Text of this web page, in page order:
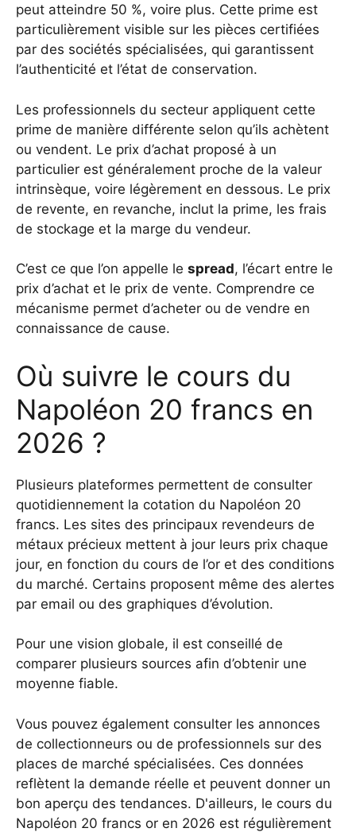
peut atteindre 50 %, voire plus. Cette prime est
particulièrement visible sur les pièces certifiées
par des sociétés spécialisées, qui garantissent
l’authenticité et l’état de conservation.
Les professionnels du secteur appliquent cette
prime de manière différente selon qu’ils achètent
ou vendent. Le prix d’achat proposé à un
particulier est généralement proche de la valeur
intrinsèque, voire légèrement en dessous. Le prix
de revente, en revanche, inclut la prime, les frais
de stockage et la marge du vendeur.
C’est ce que l’on appelle le spread, l’écart entre le
prix d’achat et le prix de vente. Comprendre ce
mécanisme permet d’acheter ou de vendre en
connaissance de cause.
Où suivre le cours du
Napoléon 20 francs en
2026 ?
Plusieurs plateformes permettent de consulter
quotidiennement la cotation du Napoléon 20
francs. Les sites des principaux revendeurs de
métaux précieux mettent à jour leurs prix chaque
jour, en fonction du cours de l’or et des conditions
du marché. Certains proposent même des alertes
par email ou des graphiques d’évolution.
Pour une vision globale, il est conseillé de
comparer plusieurs sources afin d’obtenir une
moyenne fiable.
Vous pouvez également consulter les annonces
de collectionneurs ou de professionnels sur des
places de marché spécialisées. Ces données
reflètent la demande réelle et peuvent donner un
bon aperçu des tendances. D'ailleurs, le cours du
Napoléon 20 francs or en 2026 est régulièrement